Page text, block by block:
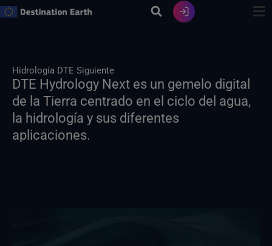
Ir
Hidrología DTE Siguiente
DTE Hydrology Next es un gemelo digital
de la Tierra centrado en el ciclo del agua,
la hidrología y sus diferentes
aplicaciones.